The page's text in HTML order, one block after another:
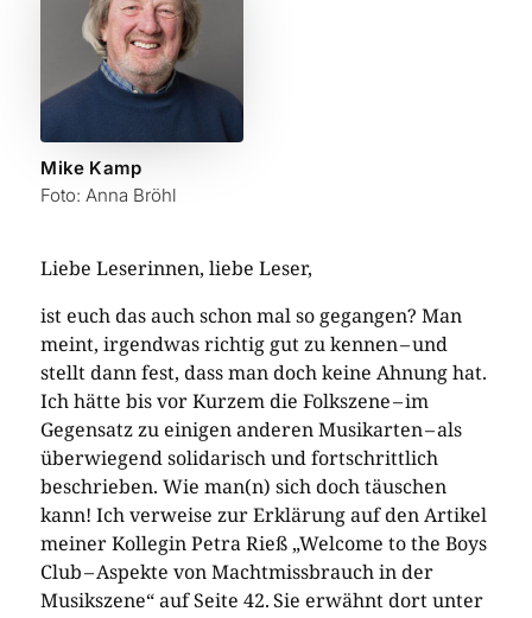
Mike Kamp
Foto: Anna Bröhl
Liebe Leserinnen, liebe Leser,
ist euch das auch schon mal so gegangen? Man
meint, irgendwas richtig gut zu kennen – ­und
stellt dann fest, dass man doch keine Ahnung hat.
Ich hätte bis vor Kurzem die Folkszene – ­im
Gegensatz zu einigen anderen Musikarten – ­als
überwiegend solidarisch und fortschrittlich
beschrieben. Wie man(n) sich doch täuschen
kann! Ich verweise zur Erklärung auf den Artikel
meiner Kollegin Petra Rieß „Welcome to the Boys
Club – ­Aspekte von Machtmissbrauch in der
Musikszene“ auf Seite 42. Sie erwähnt dort unter